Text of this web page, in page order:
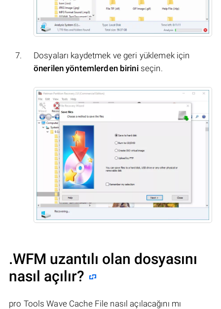
Dosyaları kaydetmek ve geri yüklemek için
önerilen yöntemlerden biriniseçin.
.WFM uzantılı olan dosyasını
nasıl açılır?
pro Tools Wave Cache File nasıl açılacağını mı